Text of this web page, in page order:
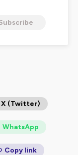
de-
X (Twitter)
WhatsApp
Copy link